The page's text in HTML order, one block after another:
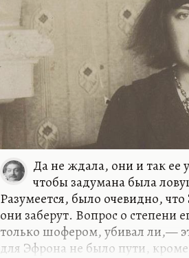
Да не ждала, они и так
чтобы задумана была
Разумеется, было очевидно,
они заберут. Вопрос о степени
только шофером, убивал ли,—
для Эфрона не было пути, кроме